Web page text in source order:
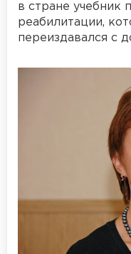
в стране учебник
реабилитации,
переиздавался с